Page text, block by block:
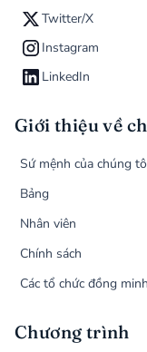
Twitter/X
Instagram
LinkedIn
Giới thiệu về
Sứ mệnh của chúng
Bảng
Nhân viên
Chính sách
Các tổ chức đồng minh
Chương trình